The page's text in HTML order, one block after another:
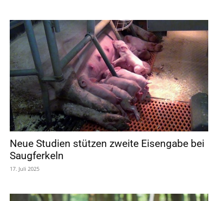
Neue Studien stützen zweite Eisengabe bei
Saugferkeln
17. Juli 2025